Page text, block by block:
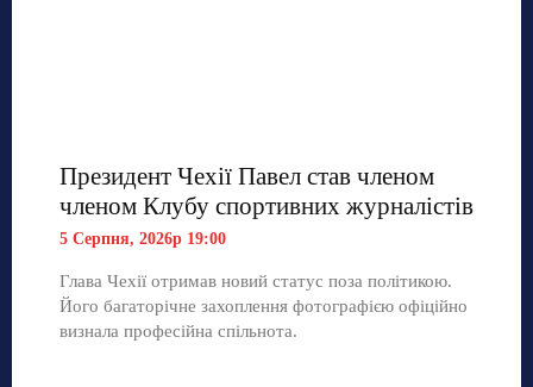
Президент Чехії Павел став членом
членом Клубу спортивних журналістів
5 Серпня, 2026р 19:00
Глава Чехії отримав новий статус поза політикою.
Його багаторічне захоплення фотографією офіційно
визнала професійна спільнота.